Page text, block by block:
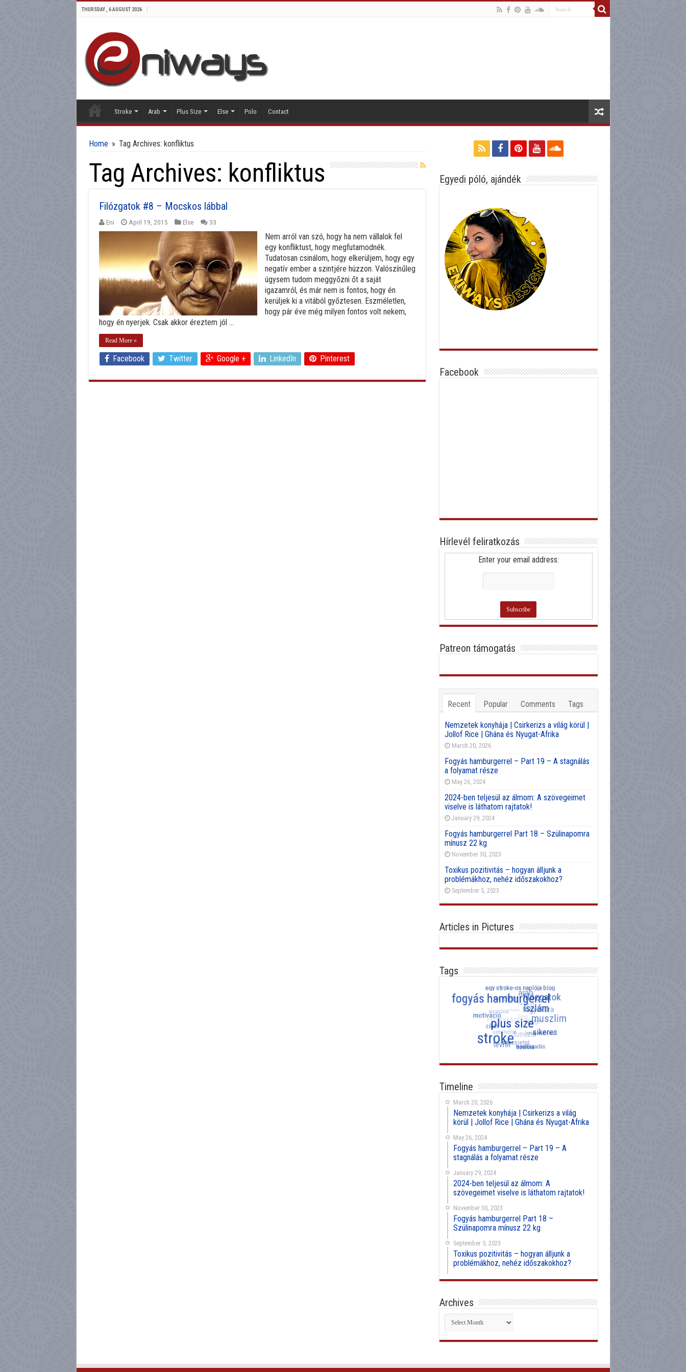
THURSDAY , 6 AUGUST 2026
Stroke Arab Plus Size Else Polo Contact
Home » Tag Archives: konfliktus
Tag Archives: konfliktus
Filózgatok #8 – Mocskos lábbal
Eni April 19, 2015 Else 33
Nem arról van szó, hogy ha nem vállalok fel
egy konfliktust, hogy megfutamodnék.
Tudatosan csinálom, hogy elkerüljem, hogy egy
negatív ember a szintjére húzzon. Valószínűleg
úgysem tudom meggyőzni őt a saját
igazamról, és már nem is fontos, hogy én
kerüljek ki a vitából győztesen. Eszméletlen,
hogy pár éve még milyen fontos volt nekem,
hogy én nyerjek. Csak akkor éreztem jól ...
Read More »
Facebook Twitter Google + LinkedIn Pinterest
Egyedi póló, ajándék
Facebook
Hírlevél feliratkozás
Enter your email address:
Patreon támogatás
Recent Popular Comments Tags
Nemzetek konyhája | Csirkerizs a világ körül |
Jollof Rice | Ghána és Nyugat-Afrika
March 20, 2026
Fogyás hamburgerrel – Part 19 – A stagnálás
a folyamat része
May 26, 2024
2024-ben teljesül az álmom: A szövegeimet
viselve is láthatom rajtatok!
January 29, 2024
Fogyás hamburgerrel Part 18 – Szülinapomra
mínusz 22 kg
November 30, 2023
Toxikus pozitivitás – hogyan álljunk a
problémákhoz, nehéz időszakokhoz?
September 5, 2023
Articles in Pictures
Tags
Timeline
March 20, 2026
Nemzetek konyhája | Csirkerizs a világ
körül | Jollof Rice | Ghána és Nyugat-Afrika
May 26, 2024
Fogyás hamburgerrel – Part 19 – A
stagnálás a folyamat része
January 29, 2024
2024-ben teljesül az álmom: A
szövegeimet viselve is láthatom rajtatok!
November 30, 2023
Fogyás hamburgerrel Part 18 –
Szülinapomra mínusz 22 kg
September 5, 2023
Toxikus pozitivitás – hogyan álljunk a
problémákhoz, nehéz időszakokhoz?
Archives
Archives